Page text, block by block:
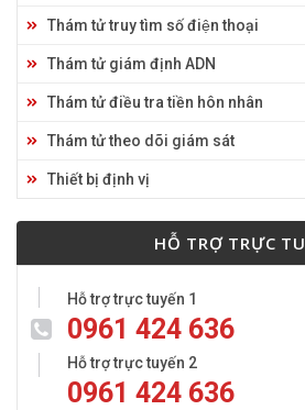
Thám tử truy tìm số điện thoại
Thám tử giám định ADN
Thám tử điều tra tiền hôn nhân
Thám tử theo dõi giám sát
Thiết bị định vị
HỖ TRỢ TRỰC
Hỗ trợ trực tuyến 1
0961 424 636
Hỗ trợ trực tuyến 2
0961 424 636